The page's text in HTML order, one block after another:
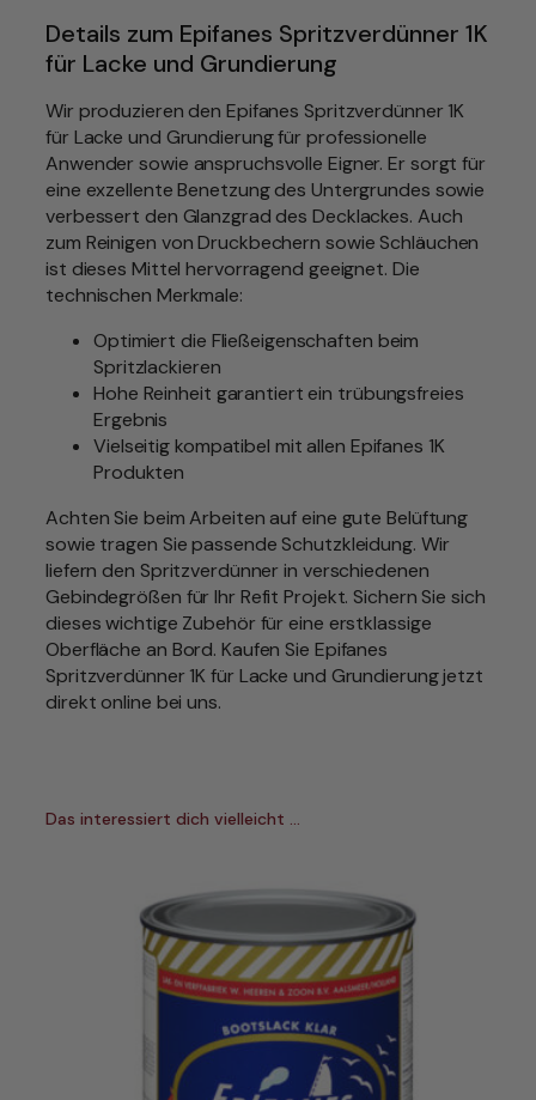
r
:
2
2
,
8
0
€
v
o
E
P
I
F
A
N
E
S
e
g
e
Details zum Epifanes Spritzverdünner 1K
für Lacke und Grundierung
Wir produzieren den Epifanes Spritzverdünner 1K
für Lacke und Grundierung für professionelle
Anwender sowie anspruchsvolle Eigner. Er sorgt für
eine exzellente Benetzung des Untergrundes sowie
verbessert den Glanzgrad des Decklackes. Auch
zum Reinigen von Druckbechern sowie Schläuchen
ist dieses Mittel hervorragend geeignet. Die
technischen Merkmale:
Optimiert die Fließeigenschaften beim
Spritzlackieren
Hohe Reinheit garantiert ein trübungsfreies
Ergebnis
Vielseitig kompatibel mit allen Epifanes 1K
Produkten
Achten Sie beim Arbeiten auf eine gute Belüftung
sowie tragen Sie passende Schutzkleidung. Wir
liefern den Spritzverdünner in verschiedenen
Gebindegrößen für Ihr Refit Projekt. Sichern Sie sich
dieses wichtige Zubehör für eine erstklassige
Oberfläche an Bord. Kaufen Sie Epifanes
Spritzverdünner 1K für Lacke und Grundierung jetzt
direkt online bei uns.
Das interessiert dich vielleicht …